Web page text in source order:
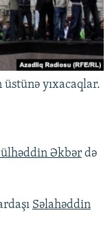
yıxacaqlar.
Əkbər də
Səlahəddin